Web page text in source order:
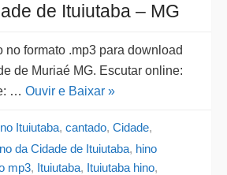
de Ituiutaba – MG
no formato .mp3 para download
de Muriaé MG. Escutar online:
… Ouvir e Baixar »
Ituiutaba, cantado, Cidade,
da Cidade de Ituiutaba, hino
mp3, Ituiutaba, Ituiutaba hino,